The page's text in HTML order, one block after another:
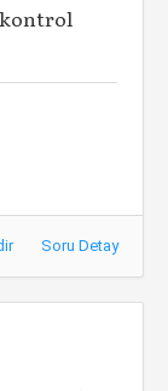
kontrol
Soru Detay